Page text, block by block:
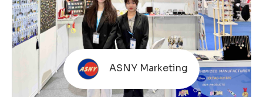
ASNY Marketing